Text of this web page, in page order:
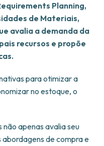
Planning,
de Materiais,
avalia a demanda da
recursos e propõe
para otimizar a
no estoque, o
apenas avalia seu
de compra e